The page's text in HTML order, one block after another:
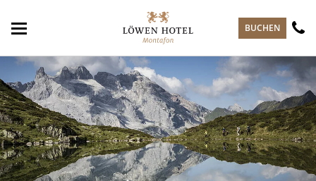
BUCHEN